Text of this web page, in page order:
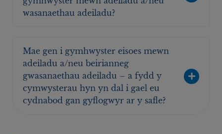
wasanaethau adeiladu?
Mae gen i gymhwyster eisoes mewn
adeiladu a/neu beirianneg
gwasanaethau adeiladu – a fydd y
cymwysterau hyn yn dal i gael eu
cydnabod gan gyflogwyr ar y safle?